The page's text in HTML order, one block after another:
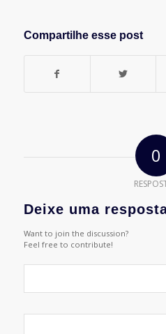
Compartilhe esse post
0
Deixe uma
Want to join the discussion?
Feel free to contribute!